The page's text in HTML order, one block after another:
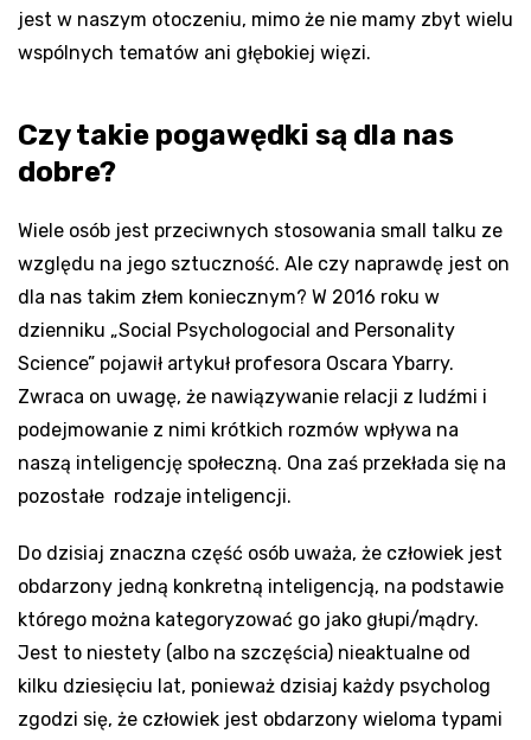
jest w naszym otoczeniu, mimo że nie mamy zbyt wielu
wspólnych tematów ani głębokiej więzi.
Czy takie pogawędki są dla nas
dobre?
Wiele osób jest przeciwnych stosowania small talku ze
względu na jego sztuczność. Ale czy naprawdę jest on
dla nas takim złem koniecznym? W 2016 roku w
dzienniku „Social Psychologocial and Personality
Science” pojawił artykuł profesora Oscara Ybarry.
Zwraca on uwagę, że nawiązywanie relacji z ludźmi i
podejmowanie z nimi krótkich rozmów wpływa na
naszą inteligencję społeczną. Ona zaś przekłada się na
pozostałe rodzaje inteligencji.
Do dzisiaj znaczna część osób uważa, że człowiek jest
obdarzony jedną konkretną inteligencją, na podstawie
którego można kategoryzować go jako głupi/mądry.
Jest to niestety (albo na szczęścia) nieaktualne od
kilku dziesięciu lat, ponieważ dzisiaj każdy psycholog
zgodzi się, że człowiek jest obdarzony wieloma typami